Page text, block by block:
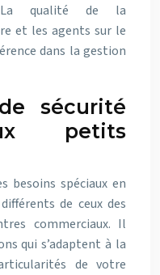
qualité de la
et les agents sur le
dans la gestion
sécurité
petits
besoins spéciaux en
de ceux des
commerciaux. Il
qui s’adaptent à la
de votre